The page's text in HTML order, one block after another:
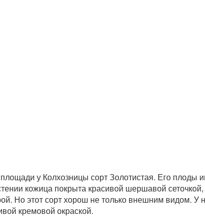
у Колхозницы сорт Золотистая. Его плоды
кожица покрыта красивой шершавой
Но этот сорт хорош не только внешним видом. У
кремовой окраской.